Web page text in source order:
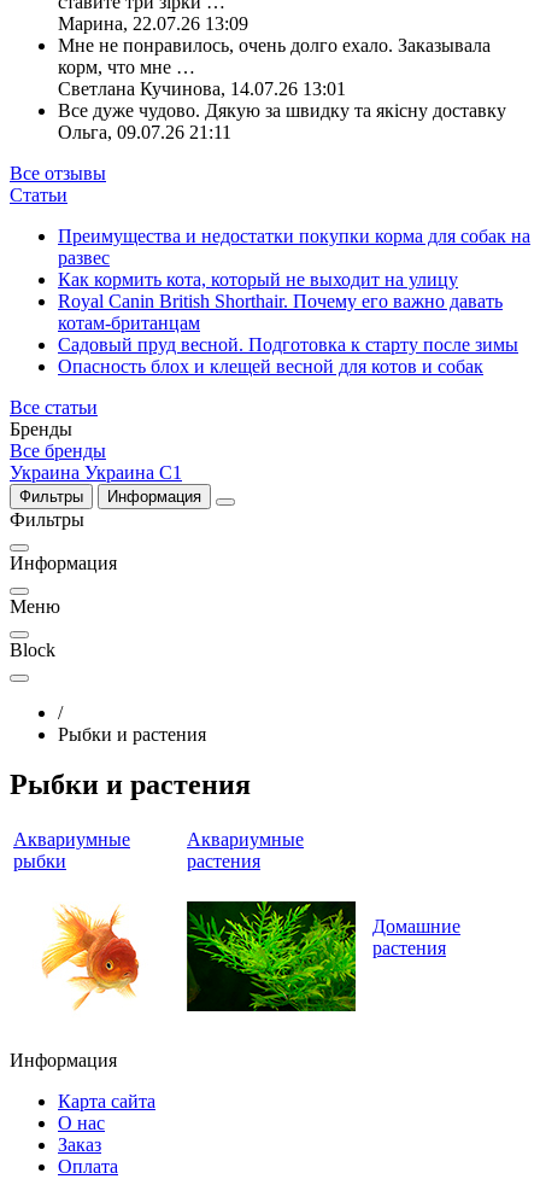
Марина, 22.07.26 13:09
Мне не понравилось, очень долго ехало. Заказывала
корм, что мне …
Светлана Кучинова, 14.07.26 13:01
Все дуже чудово. Дякую за швидку та якісну доставку
Ольга, 09.07.26 21:11
Все отзывы
Статьи
Преимущества и недостатки покупки корма для собак на
развес
Как кормить кота, который не выходит на улицу
Royal Canin British Shorthair. Почему его важно давать
котам-британцам
Садовый пруд весной. Подготовка к старту после зимы
Опасность блох и клещей весной для котов и собак
Все статьи
Бренды
Все бренды
Украина Украина С1
Фильтры Информация
Фильтры
Информация
Меню
Block
/
Рыбки и растения
Рыбки и растения
Аквариумные
рыбки
Аквариумные
растения
Домашние
растения
Информация
Карта сайта
О нас
Заказ
Оплата